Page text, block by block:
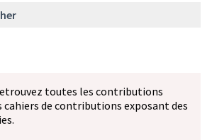
toutes les contributions
de contributions exposant des